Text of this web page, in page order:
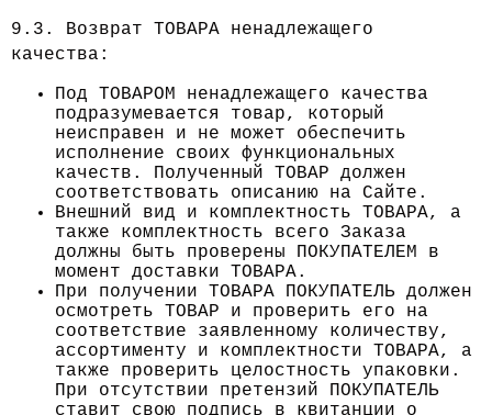
9.3. Возврат ТОВАРА ненадлежащего
качества:
Под ТОВАРОМ ненадлежащего качества
подразумевается товар, который
неисправен и не может обеспечить
исполнение своих функциональных
качеств. Полученный ТОВАР должен
соответствовать описанию на Сайте.
Внешний вид и комплектность ТОВАРА, а
также комплектность всего Заказа
должны быть проверены ПОКУПАТЕЛЕМ в
момент доставки ТОВАРА.
При получении ТОВАРА ПОКУПАТЕЛЬ должен
осмотреть ТОВАР и проверить его на
соответствие заявленному количеству,
ассортименту и комплектности ТОВАРА, а
также проверить целостность упаковки.
При отсутствии претензий ПОКУПАТЕЛЬ
ставит свою подпись в квитанции о